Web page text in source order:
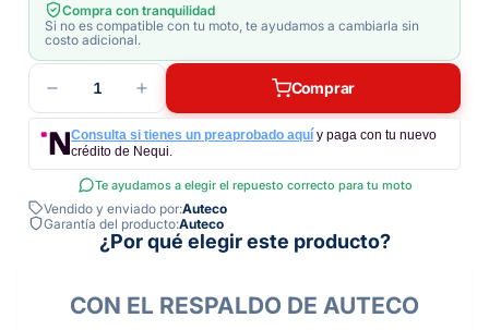
Compra con tranquilidad
Si no es compatible con tu moto, te ayudamos a cambiarla sin
costo adicional.
1 Comprar
Consulta si tienes un preaprobado aquí y paga con tu nuevo
crédito de Nequi.
Te ayudamos a elegir el repuesto correcto para tu moto
Vendido y enviado por:Auteco
Garantía del producto:Auteco
¿Por qué elegir este producto?
CON EL RESPALDO DE AUTECO